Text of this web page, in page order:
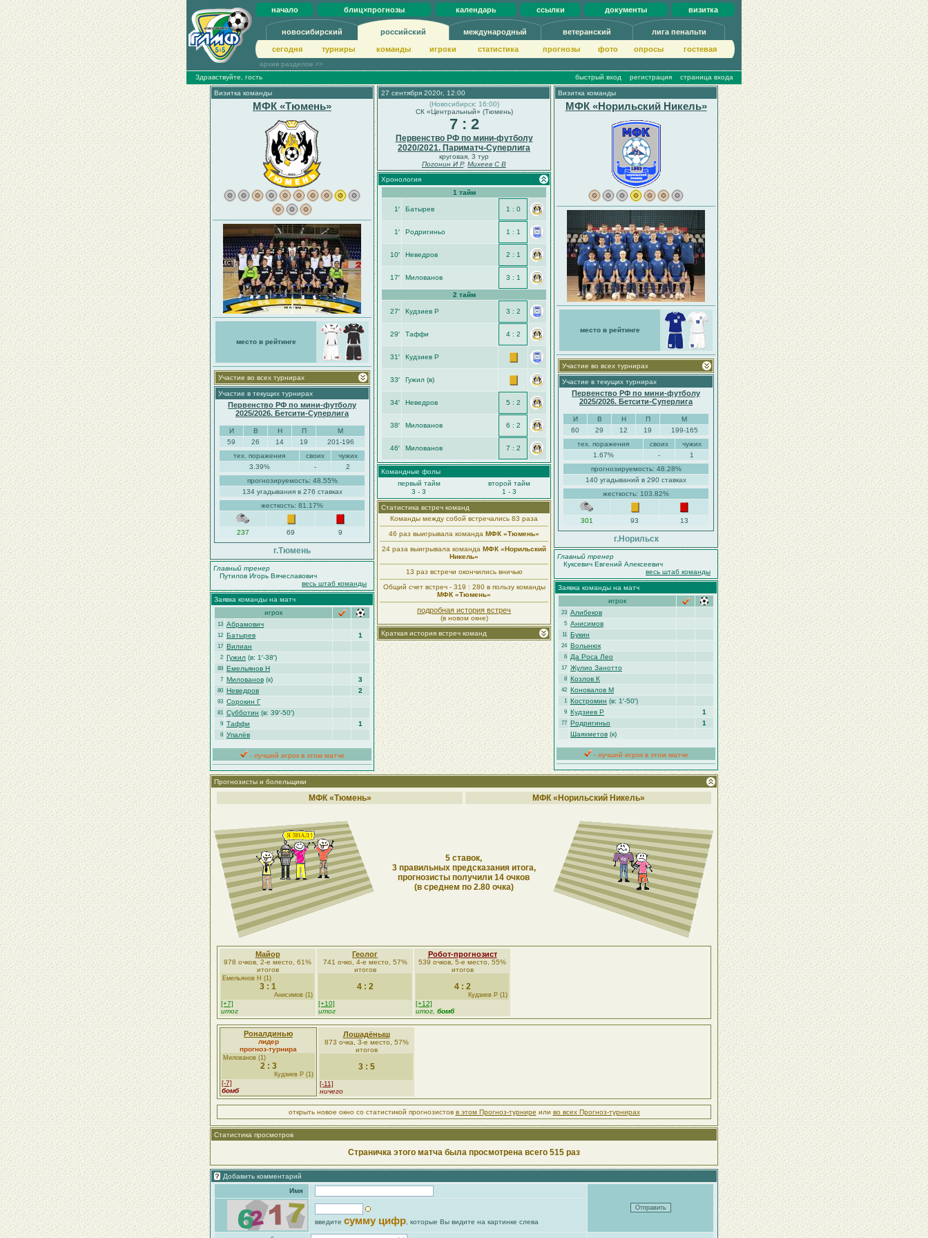
начало блиц×прогнозы календарь ссылки документы визитка
новосибирский российский международный ветеранский лига пенальти
сегодня турниры команды игроки статистика прогнозы фото опросы гoстeвая
архив разделов >>
Здравствуйте, гость
быстрый вход регистрация страница входа
Визитка команды
МФК «Тюмень»
место в рейтинге
Участие во всех турнирах
Участие в текущих турнирах
Первенство РФ по мини-футболу
2025/2026. Бетсити-Суперлига
И В Н П
М
59
26 14 19
201-196
тех. поражения
своих
чужих
3.39%
-
2
прогнозируемость: 48.55%
134 угадывания в 276 ставках
жесткость: 81.17%
237 69 9
г.Тюмень
Главный тренер
Путилов Игорь Вячеславович
весь штаб команды
Заявка команды на матч
игрок
13 Абрамович
12 Батырев 1
17 Вилиан
2 Гужил (в: 1′-38′)
89 Емельянов Н
7 Милованов (к) 3
80 Неведров 2
93 Сорокин Г
81 Субботин (в: 39′-50′)
9 Таффи 1
8 Упалёв
- лучший игрок в этом матче
27 сентября 2020г, 12:00
(Новосибирск: 16:00)
СК «Центральный» (Тюмень)
7 : 2
Первенство РФ по мини-футболу
2020/2021. Париматч-Суперлига
круговая, 3 тур
Погонин И Р, Михеев С В
Хронология
1 тайм
1′ Батырев 1 : 0
1′ Родригиньо 1 : 1
10′ Неведров 2 : 1
17′ Милованов 3 : 1
2 тайм
27′ Кудзиев Р 3 : 2
29′ Таффи 4 : 2
31′ Кудзиев Р
33′ Гужил (в)
34′ Неведров 5 : 2
38′ Милованов 6 : 2
46′ Милованов 7 : 2
Командные фолы
первый тайм
второй тайм
3 - 3
1 - 3
Статистика встреч команд
Команды между собой встречались 83 раза
46 раз выигрывала команда МФК «Тюмень»
24 раза выигрывала команда МФК «Норильский
Никель»
13 раз встречи окончились вничью
Общий счет встреч - 319 : 280 в пользу команды
МФК «Тюмень»
подробная история встреч
(в новом окне)
Краткая история встреч команд
Визитка команды
МФК «Норильский Никель»
место в рейтинге
Участие во всех турнирах
Участие в текущих турнирах
Первенство РФ по мини-футболу
2025/2026. Бетсити-Суперлига
И В Н П
М
60
29 12 19
199-165
тех. поражения
своих
чужих
1.67%
-
1
прогнозируемость: 48.28%
140 угадываний в 290 ставках
жесткость: 103.82%
301 93 13
г.Норильск
Главный тренер
Куксевич Евгений Алексеевич
весь штаб команды
Заявка команды на матч
игрок
23 Алибеков
5 Анисимов
11 Букин
24 Волынюк
6 Да Роса Лео
17 Жулио Занотто
8 Козлов К
42 Коновалов М
1 Костромин (в: 1′-50′)
9 Кудзиев Р 1
77 Родригиньо
1
Шаяхметов (к)
- лучший игрок в этом матче
Прогнозисты и болельщики
МФК «Тюмень» МФК «Норильский Никель»
5 ставок,
3 правильных предсказания итога,
прогнозисты получили 14 очков
(в среднем по 2.80 очка)
Майор
978 очков, 2-е место, 61%
итогов
Емельянов Н (1)
3 : 1
Анисимов (1)
[+7]
итог
Геолог
741 очко, 4-е место, 57%
итогов
4 : 2
[+10]
итог
Робот-прогнозист
539 очков, 5-е место, 55%
итогов
4 : 2
Кудзиев Р (1)
[+12]
итог, бомб
Роналдинью
лидер
прогноз-турнира
Милованов (1)
2 : 3
Кудзиев Р (1)
[-7]
бомб
Лошадёныш
873 очка, 3-е место, 57%
итогов
3 : 5
[-11]
ничего
открыть новое окно со статистикой прогнозистов в этом Прогноз-турнире или во всех Прогноз-турнирах
Статистика просмотров
Страничка этого матча была просмотрена всего 515 раз
Добавить комментарий
Имя
введите сумму цифр , которые Вы видите на картинке слева